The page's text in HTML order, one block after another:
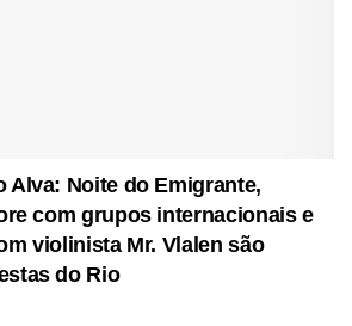
Alva: Noite do Emigrante,
com grupos internacionais e
violinista Mr. Vlalen são
do Rio